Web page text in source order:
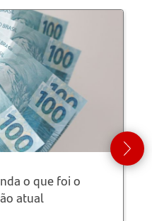
o que foi o
atual